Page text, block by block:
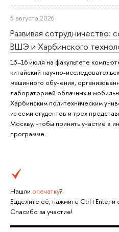
5 августа 2026
Развивая
ВШЭ и Харбинского
13–16 июля на факультете
китайский научно-
машинного обучения,
лабораторией облачных и
Харбинским политехническим
из семи студентов и трех
Москву, чтобы принять участие в
программе.
Нашли опечатку?
Выделите её, нажмите Ctrl+Enter и
Спасибо за участие!